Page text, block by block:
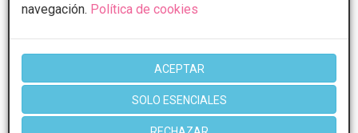
navegación. Política de cookies
ACEPTAR
SOLO ESENCIALES